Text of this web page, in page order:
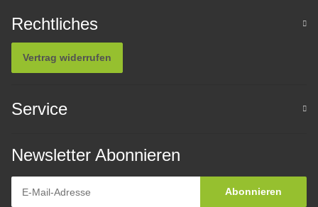
Rechtliches
Vertrag widerrufen
Service
Newsletter Abonnieren
Abonnieren